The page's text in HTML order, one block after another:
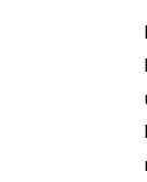
externen